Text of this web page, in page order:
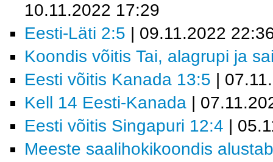
10.11.2022 17:29
Eesti-Läti 2:5 | 09.11.2022
Koondis võitis Tai, alagrupi ja
Eesti võitis Kanada 13:5 |
Kell 14 Eesti-Kanada |
Eesti võitis Singapuri 12:4 |
Meeste saalihokikoondis